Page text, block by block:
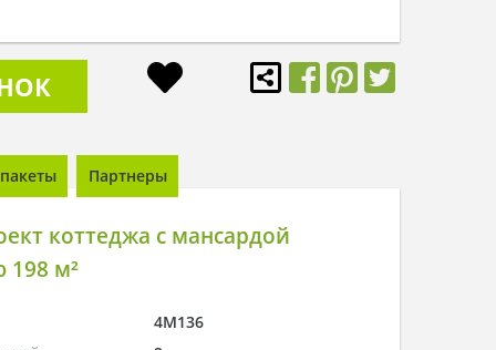
Партнеры
коттеджа c мансардой
м²
4M136